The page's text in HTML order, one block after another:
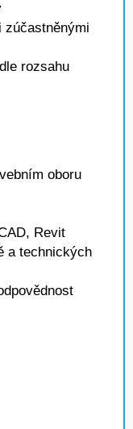
zúčastněnými
rozsahu
oboru
Revit
a technických